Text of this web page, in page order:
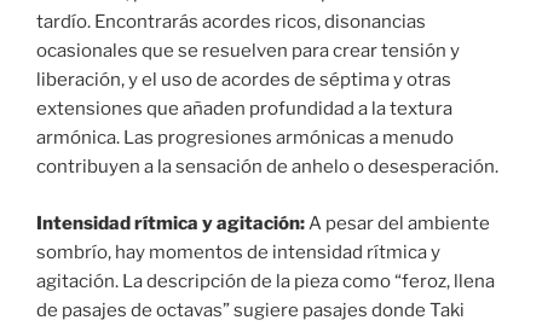
tardío. Encontrarás acordes ricos, disonancias
ocasionales que se resuelven para crear tensión y
liberación, y el uso de acordes de séptima y otras
extensiones que añaden profundidad a la textura
armónica. Las progresiones armónicas a menudo
contribuyen a la sensación de anhelo o desesperación.
Intensidad rítmica y agitación:A pesar del ambiente
sombrío, hay momentos de intensidad rítmica y
agitación. La descripción de la pieza como “feroz, llena
de pasajes de octavas” sugiere pasajes donde Taki